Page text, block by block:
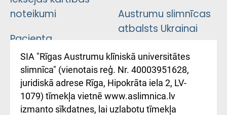
noteikumi
Pacienta
atsauksmju/sūdzību
iesniegšanas
kārtība
Kā pie mums nokļūt
Austrumu slimnīcas
atbalsts Ukrainai
Підтримка Східної
лікарні та співпраця з
Україною
SIA "Rīgas Austrumu klīniskā universitātes
slimnīca" (vienotais reģ. Nr. 40003951628,
juridiskā adrese Rīga, Hipokrāta iela 2, LV-
1079) tīmekļa vietnē www.aslimnica.lv
izmanto sīkdatnes, lai uzlabotu tīmekļa